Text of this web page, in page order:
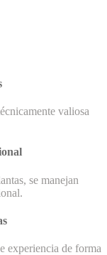
valiosa
se manejan
experiencia de forma